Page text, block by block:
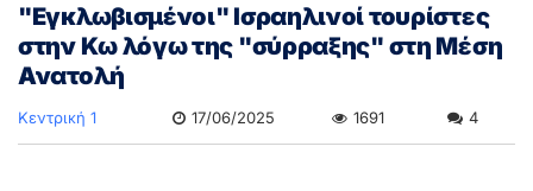
"Εγκλωβισμένοι" Ισραηλινοί τουρίστες
στην Κω λόγω της "σύρραξης" στη Μέση
Ανατολή
Κεντρική 1 17/06/2025 1691 4